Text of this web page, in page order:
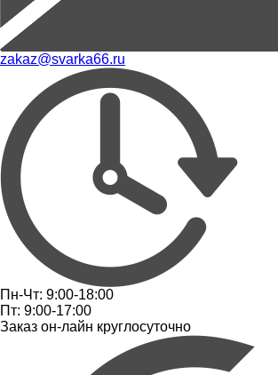
zakaz@svarka66.ru
Пн-Чт: 9:00-18:00
Пт: 9:00-17:00
Заказ он-лайн круглосуточно